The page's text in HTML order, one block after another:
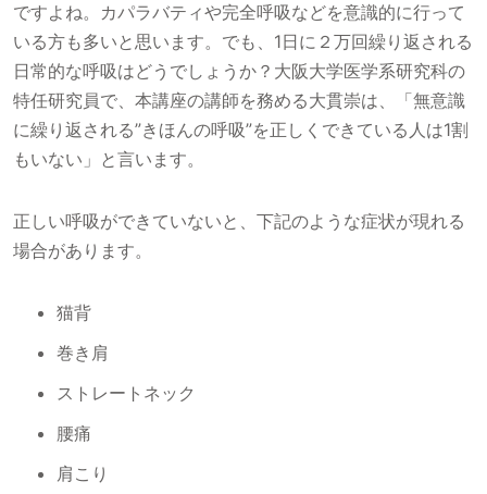
ですよね。カパラバティや完全呼吸などを意識的に行って
いる方も多いと思います。でも、1日に２万回繰り返される
日常的な呼吸はどうでしょうか？大阪大学医学系研究科の
特任研究員で、本講座の講師を務める大貫崇は、「無意識
に繰り返される”きほんの呼吸”を正しくできている人は1割
もいない」と言います。
正しい呼吸ができていないと、下記のような症状が現れる
場合があります。
猫背
巻き肩
ストレートネック
腰痛
肩こり